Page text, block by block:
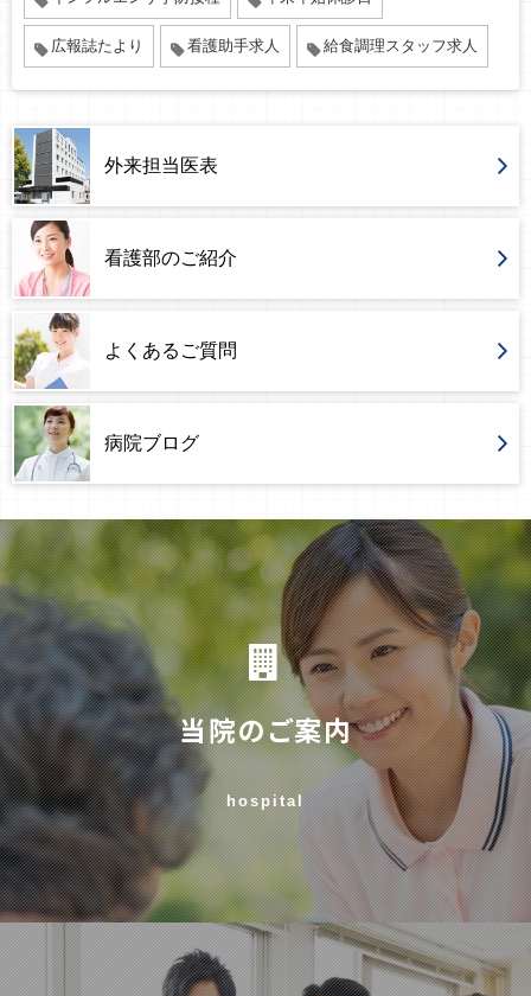
広報誌たより 看護助手求人 給食調理スタッフ求人
外来担当医表
看護部のご紹介
よくあるご質問
病院ブログ
当院のご案内
hospital